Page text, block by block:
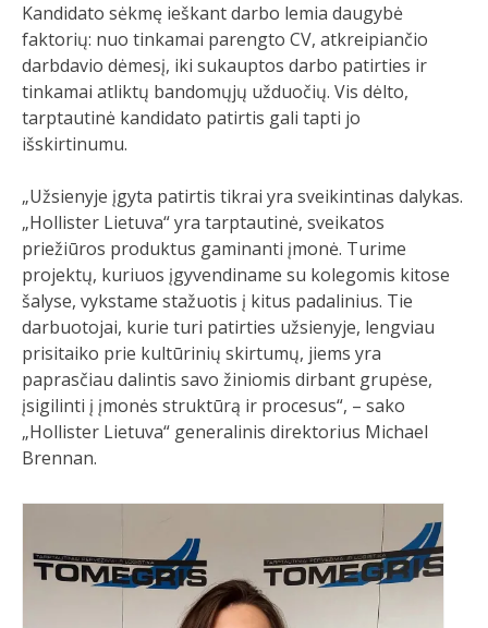
Kandidato sėkmę ieškant darbo lemia daugybė
faktorių: nuo tinkamai parengto CV, atkreipiančio
darbdavio dėmesį, iki sukauptos darbo patirties ir
tinkamai atliktų bandomųjų užduočių. Vis dėlto,
tarptautinė kandidato patirtis gali tapti jo
išskirtinumu.
„Užsienyje įgyta patirtis tikrai yra sveikintinas dalykas.
„Hollister Lietuva“ yra tarptautinė, sveikatos
priežiūros produktus gaminanti įmonė. Turime
projektų, kuriuos įgyvendiname su kolegomis kitose
šalyse, vykstame stažuotis į kitus padalinius. Tie
darbuotojai, kurie turi patirties užsienyje, lengviau
prisitaiko prie kultūrinių skirtumų, jiems yra
paprasčiau dalintis savo žiniomis dirbant grupėse,
įsigilinti į įmonės struktūrą ir procesus“, – sako
„Hollister Lietuva“ generalinis direktorius Michael
Brennan.